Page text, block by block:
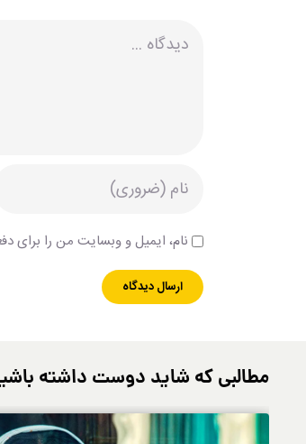
نام، ایمیل و وبسایت من را برای
مطالبی که شاید دوست داشته